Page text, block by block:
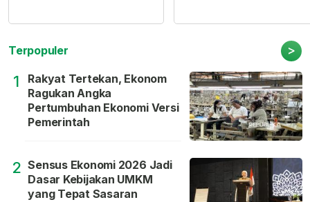
Terpopuler >
1
Rakyat Tertekan, Ekonom
Ragukan Angka
Pertumbuhan Ekonomi Versi
Pemerintah
2 Sensus Ekonomi 2026 Jadi
Dasar Kebijakan UMKM
yang Tepat Sasaran